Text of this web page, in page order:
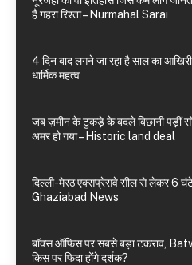
है गहरा रिश्ता – Nurmahal Sarai
4 दिन बाद लगने जा रहा है साल का
धार्मिक महत्व
जब ज़मीन के टुकड़े के बदले बिछानी पड़ीं
अमर हो गया – Historic land deal
दिल्ली-मेरठ एक्सप्रेसवे सील से लेकर 6
Ghaziabad News
बॉक्स ऑफिस पर सबसे बड़ा टकराव,
किस पर फिदा होंगे दर्शक?